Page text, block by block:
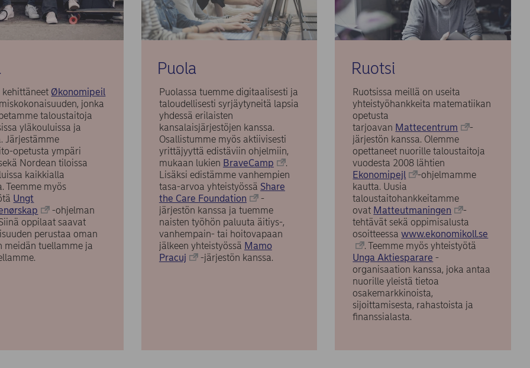
kehittäneet Økonomipeil
jonka
taloustaitoja
yläkouluissa ja
Järjestämme
opetusta ympäri
Nordean tiloissa
kaikkialla
Teemme myös
Ungt
-ohjelman
oppilaat saavat
perustaa oman
meidän tuellamme ja
Puola
Puolassa tuemme digitaalisesti ja
taloudellisesti syrjäytyneitä lapsia
yhdessä erilaisten
kansalaisjärjestöjen kanssa.
Osallistumme myös aktiivisesti
yrittäjyyttä edistäviin ohjelmiin,
mukaan lukien BraveCamp
.
Lisäksi edistämme vanhempien
tasa-arvoa yhteistyössä Share
the Care Foundation
-
järjestön kanssa ja tuemme
naisten työhön paluuta äitiys-,
vanhempain- tai hoitovapaan
jälkeen yhteistyössä Mamo
Pracuj
-järjestön kanssa.
Ruotsi
Ruotsissa meillä on useita
yhteistyöhankkeita matematiikan
opetusta
tarjoavan Mattecentrum
-
järjestön kanssa. Olemme
opettaneet nuorille taloustaitoja
vuodesta 2008 lähtien
Ekonomipejl
-ohjelmamme
kautta. Uusia
taloustaitohankkeitamme
ovat Matteutmaningen
-
tehtävät sekä oppimisalusta
osoitteessawww.ekonomikoll.se
. Teemme myös yhteistyötä
Unga Aktiesparare -
organisaation kanssa, joka antaa
nuorille yleistä tietoa
osakemarkkinoista,
sijoittamisesta, rahastoista ja
finanssialasta.